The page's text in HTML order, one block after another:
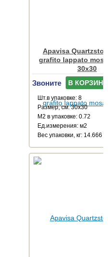
Apavisa
grafito lappato
30x30
Звоните В КОРЗИНУ
Шт.в упаковке: 8
Размер, см: 30x30
М2 в упаковке: 0.72
Ед.измерения: м2
Веc упаковки, кг: 14.666